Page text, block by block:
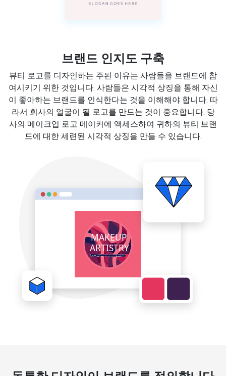
브랜드 인지도 구축
뷰티 로고를 디자인하는 주된 이유는 사람들을 브랜드에 참
여시키기 위한 것입니다. 사람들은 시각적 상징을 통해 자신
이 좋아하는 브랜드를 인식한다는 것을 이해해야 합니다. 따
라서 회사의 얼굴이 될 로고를 만드는 것이 중요합니다. 당
사의 메이크업 로고 메이커에 액세스하여 귀하의 뷰티 브랜
드에 대한 세련된 시각적 상징을 만들 수 있습니다.